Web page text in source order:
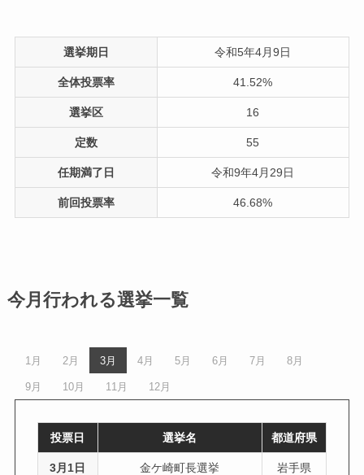
選挙期日 令和5年4月9日
全体投票率 41.52%
選挙区 16
定数 55
任期満了日 令和9年4月29日
前回投票率 46.68%
今月行われる選挙一覧
1月 2月 3月 4月 5月 6月 7月 8月
9月 10月 11月 12月
投票日 選挙名 都道府県
3月1日 金ケ崎町長選挙 岩手県